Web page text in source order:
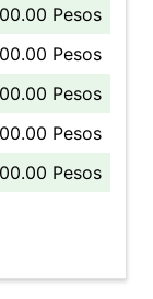
Pesos
Pesos
Pesos
Pesos
Pesos